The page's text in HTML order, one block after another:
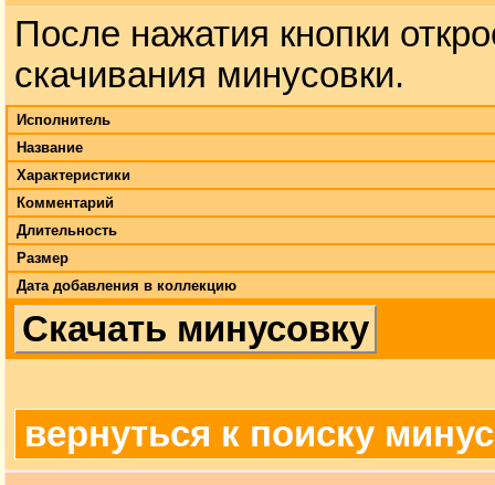
После нажатия кнопки
скачивания минусовки.
Исполнитель
Название
Характеристики
Комментарий
Длительность
Размер
Дата добавления в коллекцию
Скачать минусовку
вернуться к поиску